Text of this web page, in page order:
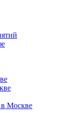
Москве